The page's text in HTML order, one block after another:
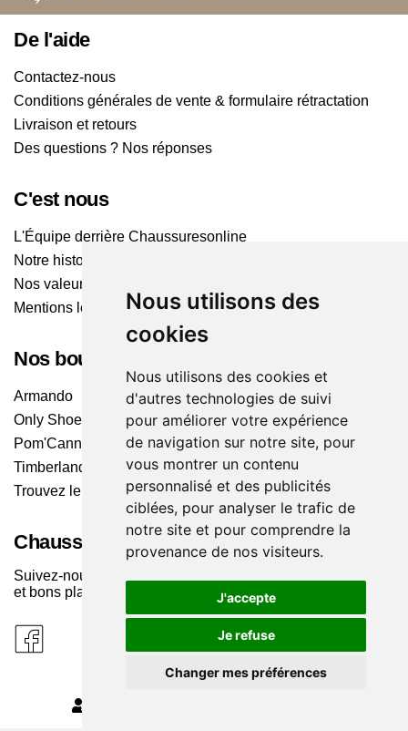
Nous utilisons des
cookies
Nous utilisons des cookies et
d'autres technologies de suivi
pour améliorer votre expérience
de navigation sur notre site, pour
vous montrer un contenu
personnalisé et des publicités
ciblées, pour analyser le trafic de
notre site et pour comprendre la
provenance de nos visiteurs.
J'accepte
Je refuse
Changer mes préférences
De l'aide
Contactez-nous
Conditions générales de vente & formulaire rétractation
Livraison et retours
Des questions ? Nos réponses
C'est nous
L'Équipe derrière Chaussuresonline
Notre histoire
Nos valeurs
Mentions légales
Nos boutiques
Armando
Only Shoes
Pom'Cannelle
Timberland
Trouvez le magasin le plus proche
Chaussuresonline sur les Médias sociaux
Suivez-nous sur les réseaux pour les dernières tendances
et bons plans !